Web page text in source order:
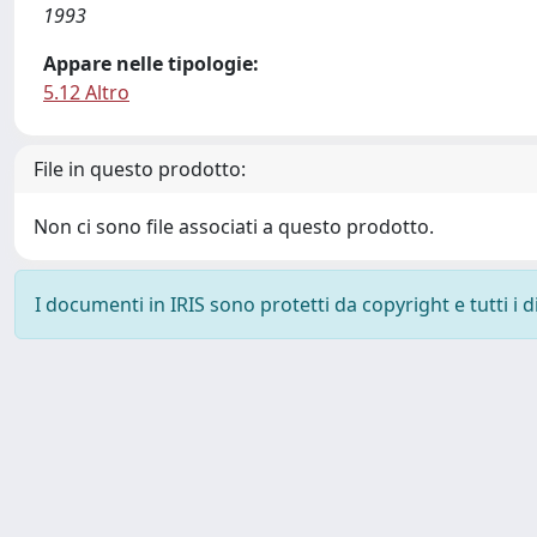
1993
Appare nelle tipologie:
5.12 Altro
File in questo prodotto:
Non ci sono file associati a questo prodotto.
I documenti in IRIS sono protetti da copyright e tutti i